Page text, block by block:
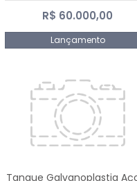
R$ 60.000,00
Lançamento
Tanque Galvanoplastia